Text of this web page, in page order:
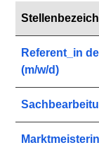
Referent_in
(m/w/d)